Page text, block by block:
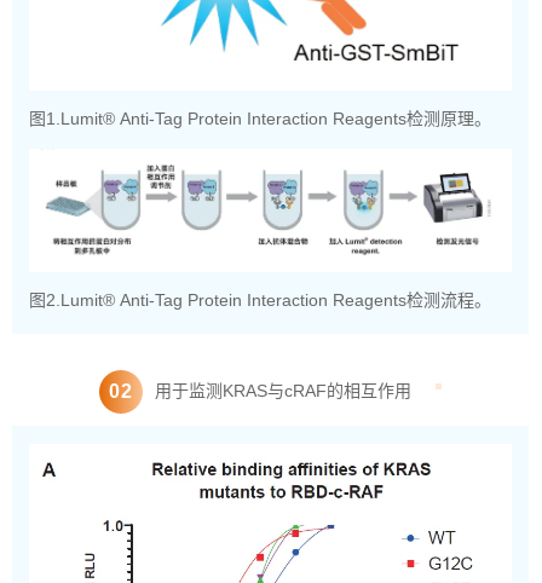
图1.Lumit® Anti-Tag Protein Interaction Reagents检测原理。
图2.Lumit® Anti-Tag Protein Interaction Reagents检测流程。
02 用于监测KRAS与cRAF的相互作用